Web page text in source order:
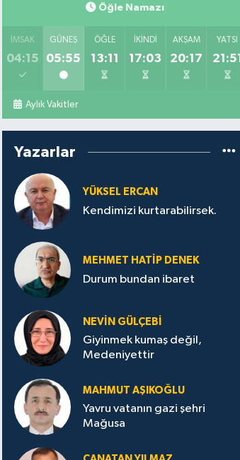
Öğle Namazı
İMSAK
04:15
GÜNEŞ
05:55
ÖĞLE
13:11
İKINDI
17:03
AKŞAM
20:17
YATSI
21:51
Aylık Vakitler
Yazarlar
YÜKSEL ERCAN
Kendimizi kurtarabilirsek.
MEHMET HATİP DENEK
Durum bundan ibaret
NEVİN GÜLÇEBİ
Giyinmek kumaş değil,
Medeniyettir
MAHMUT AŞIKOĞLU
Yavru vatanın gazi şehri
Mağusa